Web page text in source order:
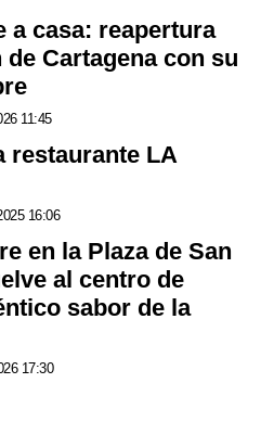
a casa: reapertura
Cartagena con su
11:45
restaurante LA
16:06
en la Plaza de San
al centro de
sabor de la
17:30